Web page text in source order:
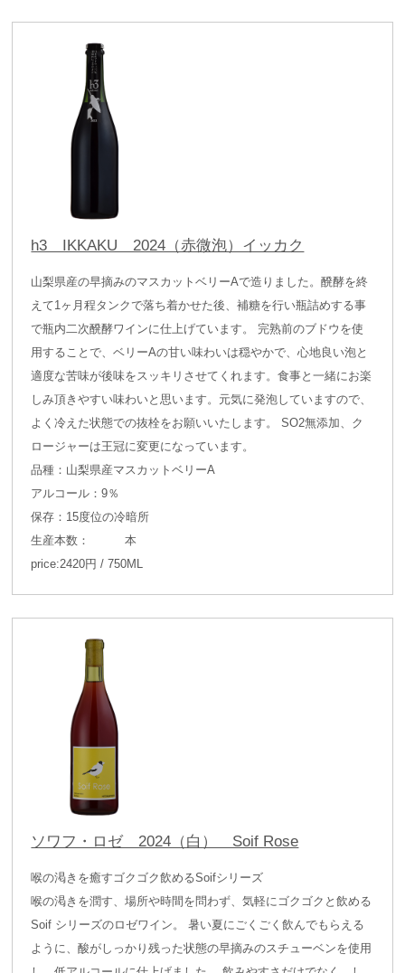
h3 IKKAKU 2024（赤微泡）イッカク
山梨県産の早摘みのマスカットベリーAで造りました。醗酵を終
えて1ヶ月程タンクで落ち着かせた後、補糖を行い瓶詰めする事
で瓶内二次醗酵ワインに仕上げています。 完熟前のブドウを使
用することで、ベリーAの甘い味わいは穏やかで、心地良い泡と
適度な苦味が後味をスッキリさせてくれます。食事と一緒にお楽
しみ頂きやすい味わいと思います。元気に発泡していますので、
よく冷えた状態での抜栓をお願いいたします。 SO2無添加、ク
ロージャーは王冠に変更になっています。
品種：山梨県産マスカットベリーA
アルコール：9％
保存：15度位の冷暗所
生産本数： 本
price:2420円 / 750ML
ソワフ・ロゼ 2024（白） Soif Rose
喉の渇きを癒すゴクゴク飲めるSoifシリーズ
喉の渇きを潤す、場所や時間を問わず、気軽にゴクゴクと飲める
Soif シリーズのロゼワイン。 暑い夏にごくごく飲んでもらえる
ように、酸がしっかり残った状態の早摘みのスチューベンを使用